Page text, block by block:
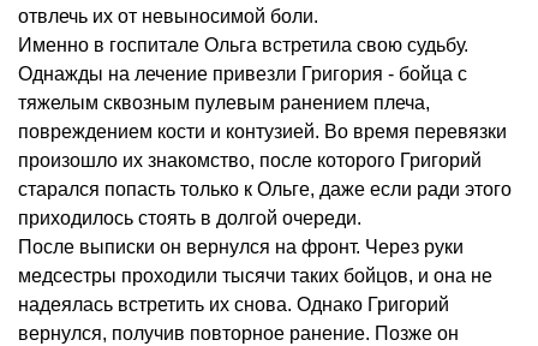
отвлечь их от невыносимой боли.
Именно в госпитале Ольга встретила свою судьбу.
Однажды на лечение привезли Григория - бойца с
тяжелым сквозным пулевым ранением плеча,
повреждением кости и контузией. Во время перевязки
произошло их знакомство, после которого Григорий
старался попасть только к Ольге, даже если ради этого
приходилось стоять в долгой очереди.
После выписки он вернулся на фронт. Через руки
медсестры проходили тысячи таких бойцов, и она не
надеялась встретить их снова. Однако Григорий
вернулся, получив повторное ранение. Позже он